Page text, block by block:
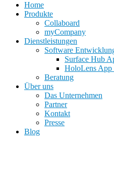
Home
Produkte
Collaboard
myCompany
Dienstleistungen
Software
Surface Hub
HoloLens
Beratung
Über uns
Das Unternehmen
Partner
Kontakt
Presse
Blog